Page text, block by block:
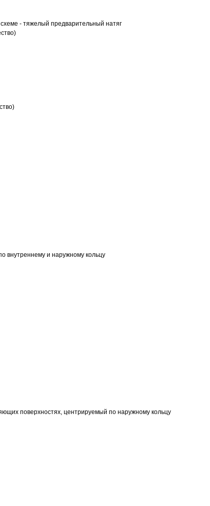
- тяжелый предварительный натяг
внутреннему и наружному кольцу
поверхностях, центрируемый по наружному кольцу